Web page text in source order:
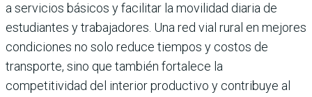
a servicios básicos y facilitar la movilidad diaria de
estudiantes y trabajadores. Una red vial rural en mejores
condiciones no solo reduce tiempos y costos de
transporte, sino que también fortalece la
competitividad del interior productivo y contribuye al